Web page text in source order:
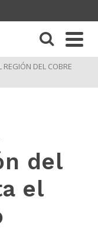
REGIÓN DEL COBRE
del
el